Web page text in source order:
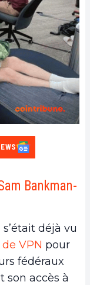
Bankman-
déjà vu
VPN pour
fédéraux
son accès à